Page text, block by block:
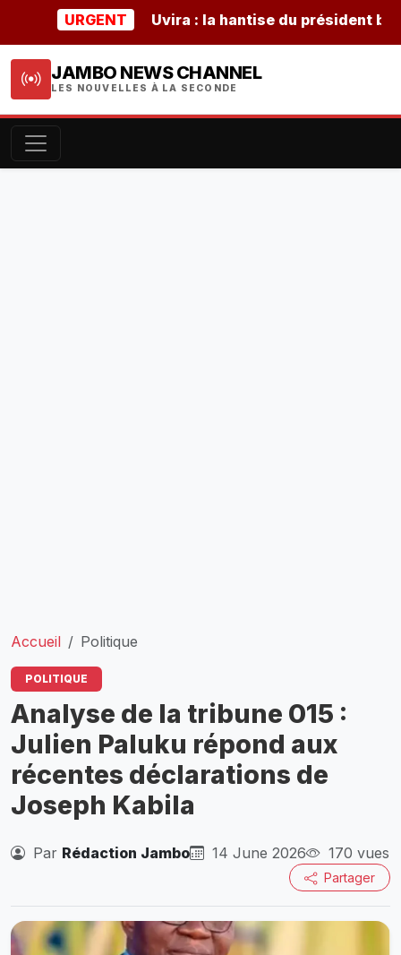
URGENT Uvira : la hantise du président
JAMBO NEWS CHANNEL
LES NOUVELLES À LA SECONDE
Accueil Politique
POLITIQUE
Analyse de la tribune 015 :
Julien Paluku répond aux
récentes déclarations de
Joseph Kabila
Par Rédaction Jambo 14 June 2026 170 vues
Partager